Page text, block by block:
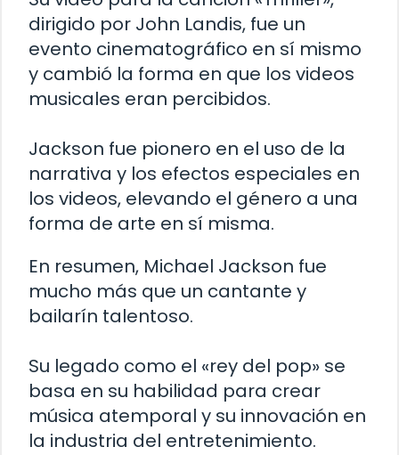
dirigido por John Landis, fue un
evento cinematográfico en sí mismo
y cambió la forma en que los videos
musicales eran percibidos.
Jackson fue pionero en el uso de la
narrativa y los efectos especiales en
los videos, elevando el género a una
forma de arte en sí misma.
En resumen, Michael Jackson fue
mucho más que un cantante y
bailarín talentoso.
Su legado como el «rey del pop» se
basa en su habilidad para crear
música atemporal y su innovación en
la industria del entretenimiento.